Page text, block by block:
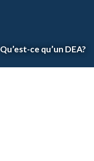
Qu’est-ce qu’un DEA?